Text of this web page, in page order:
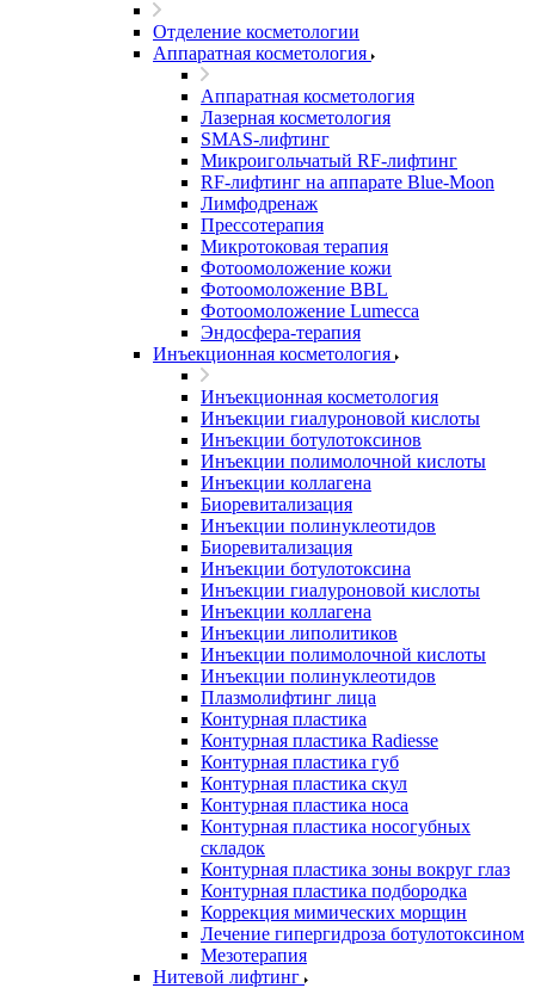
Отделение косметологии
Аппаратная косметология
Аппаратная косметология
Лазерная косметология
SMAS-лифтинг
Микроигольчатый RF-лифтинг
RF-лифтинг на аппарате Blue-Moon
Лимфодренаж
Прессотерапия
Микротоковая терапия
Фотоомоложение кожи
Фотоомоложение BBL
Фотоомоложение Lumecca
Эндосфера-терапия
Инъекционная косметология
Инъекционная косметология
Инъекции гиалуроновой кислоты
Инъекции ботулотоксинов
Инъекции полимолочной кислоты
Инъекции коллагена
Биоревитализация
Инъекции полинуклеотидов
Биоревитализация
Инъекции ботулотоксина
Инъекции гиалуроновой кислоты
Инъекции коллагена
Инъекции липолитиков
Инъекции полимолочной кислоты
Инъекции полинуклеотидов
Плазмолифтинг лица
Контурная пластика
Контурная пластика Radiesse
Контурная пластика губ
Контурная пластика скул
Контурная пластика носа
Контурная пластика носогубных
складок
Контурная пластика зоны вокруг глаз
Контурная пластика подбородка
Коррекция мимических морщин
Лечение гипергидроза ботулотоксином
Мезотерапия
Нитевой лифтинг